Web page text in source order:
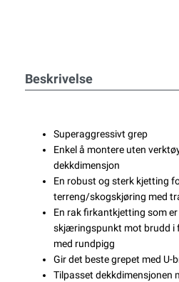
Beskrivelse
Superaggressivt grep
Enkel å montere uten
dekkdimensjon
En robust og sterk kjetting
terreng/skogskjøring med
En rak firkantkjetting som
skjæringspunkt mot brudd i
med rundpigg
Gir det beste grepet med U-
Tilpasset dekkdimensjonen